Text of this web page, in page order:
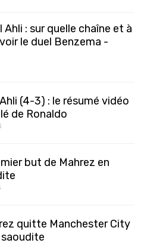
: sur quelle chaîne et à
le duel Benzema -
(4-3) : le résumé vidéo
de Ronaldo
but de Mahrez en
quitte Manchester City